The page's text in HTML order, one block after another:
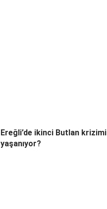
Ereğli’de ikinci Butlan krizimi
yaşanıyor?